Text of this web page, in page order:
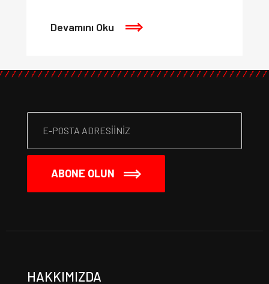
Devamını Oku
ABONE OLUN
HAKKIMIZDA